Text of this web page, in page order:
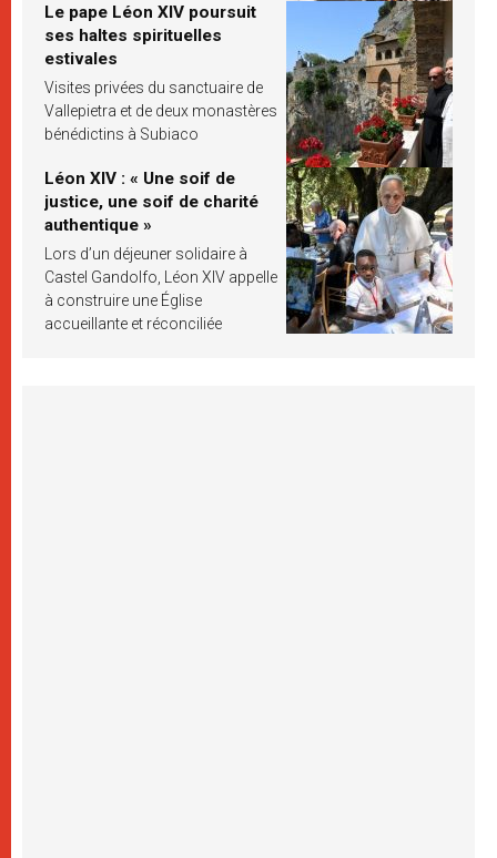
Le pape Léon XIV poursuit
ses haltes spirituelles
estivales
Visites privées du sanctuaire de
Vallepietra et de deux monastères
bénédictins à Subiaco
Léon XIV : « Une soif de
justice, une soif de charité
authentique »
Lors d’un déjeuner solidaire à
Castel Gandolfo, Léon XIV appelle
à construire une Église
accueillante et réconciliée